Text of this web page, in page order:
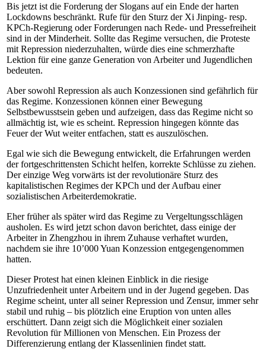
Bis jetzt ist die Forderung der Slogans auf ein Ende der harten
Lockdowns beschränkt. Rufe für den Sturz der Xi Jinping- resp.
KPCh-Regierung oder Forderungen nach Rede- und Pressefreiheit
sind in der Minderheit. Sollte das Regime versuchen, die Proteste
mit Repression niederzuhalten, würde dies eine schmerzhafte
Lektion für eine ganze Generation von Arbeiter und Jugendlichen
bedeuten.
Aber sowohl Repression als auch Konzessionen sind gefährlich für
das Regime. Konzessionen können einer Bewegung
Selbstbewusstsein geben und aufzeigen, dass das Regime nicht so
allmächtig ist, wie es scheint. Repression hingegen könnte das
Feuer der Wut weiter entfachen, statt es auszulöschen.
Egal wie sich die Bewegung entwickelt, die Erfahrungen werden
der fortgeschrittensten Schicht helfen, korrekte Schlüsse zu ziehen.
Der einzige Weg vorwärts ist der revolutionäre Sturz des
kapitalistischen Regimes der KPCh und der Aufbau einer
sozialistischen Arbeiterdemokratie.
Eher früher als später wird das Regime zu Vergeltungsschlägen
ausholen. Es wird jetzt schon davon berichtet, dass einige der
Arbeiter in Zhengzhou in ihrem Zuhause verhaftet wurden,
nachdem sie ihre 10’000 Yuan Konzession entgegengenommen
hatten.
Dieser Protest hat einen kleinen Einblick in die riesige
Unzufriedenheit unter Arbeitern und in der Jugend gegeben. Das
Regime scheint, unter all seiner Repression und Zensur, immer sehr
stabil und ruhig – bis plötzlich eine Eruption von unten alles
erschüttert. Dann zeigt sich die Möglichkeit einer sozialen
Revolution für Millionen von Menschen. Ein Prozess der
Differenzierung entlang der Klassenlinien findet statt.